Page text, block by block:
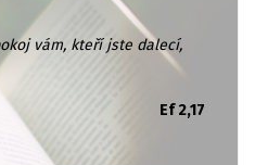
vám, kteří jste dalecí,
Ef 2,17